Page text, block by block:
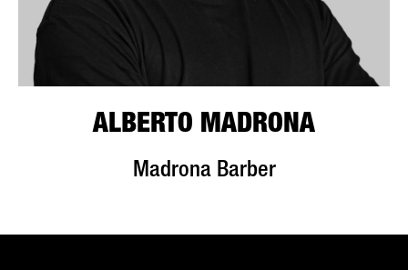
ALBERTO MADRONA
Madrona Barber